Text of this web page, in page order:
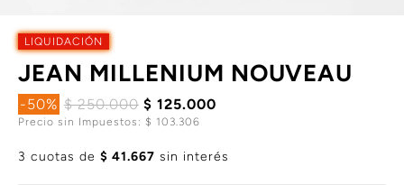
LIQUIDACIÓN
JEAN MILLENIUM NOUVEAU
-50% $ 250.000 $ 125.000
Precio sin Impuestos: $ 103.306
3 cuotas de $ 41.667 sin interés